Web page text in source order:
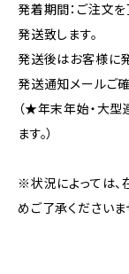
発着期間：ご注文
発送致します。
発送後はお客様に
発送通知メールご
（★年末年始・大
ます。）
※状況によっては
めご了承くださいま